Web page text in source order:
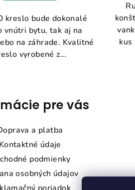
kreslo bude dokonalé
vnútri bytu, tak aj na
na záhrade. Kvalitné
vyrobené z...
kus
pre vás
a platba
Kontaktné údaje
podmienky
osobných údajov